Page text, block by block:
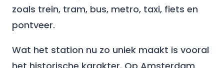
zoals trein, tram, bus, metro, taxi, fiets en
pontveer.
Wat het station nu zo uniek maakt is vooral